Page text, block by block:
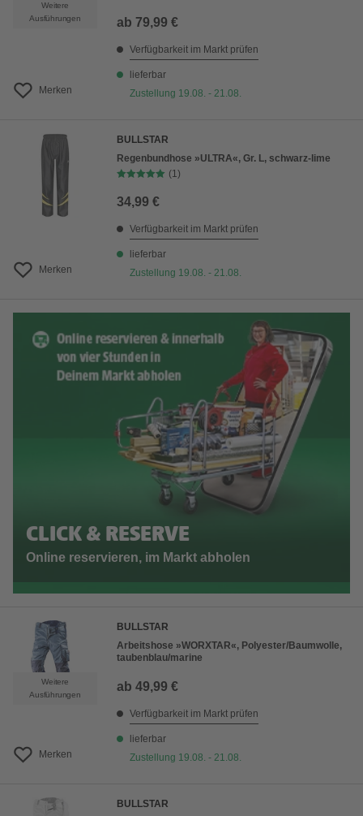
Weitere
Ausführungen
Merken
ab 79,99 €
Verfügbarkeit im Markt prüfen
lieferbar
Zustellung 19.08. - 21.08.
Merken
BULLSTAR
Regenbundhose »ULTRA«, Gr. L, schwarz-lime
(1)
34,99 €
Verfügbarkeit im Markt prüfen
lieferbar
Zustellung 19.08. - 21.08.
CLICK & RESERVE
Online reservieren, im Markt abholen
Weitere
Ausführungen
Merken
BULLSTAR
Arbeitshose »WORXTAR«, Polyester/Baumwolle,
taubenblau/marine
ab 49,99 €
Verfügbarkeit im Markt prüfen
lieferbar
Zustellung 19.08. - 21.08.
BULLSTAR